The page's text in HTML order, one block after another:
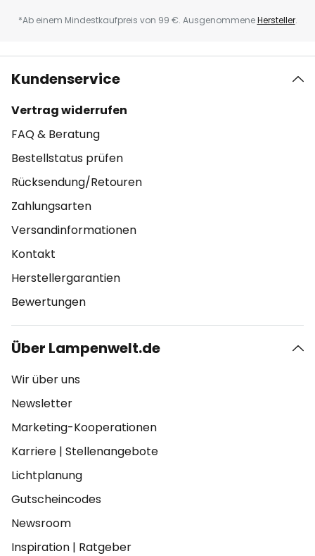
*Ab einem Mindestkaufpreis von 99 €. AusgenommeneHersteller.
Kundenservice
Vertrag widerrufen
FAQ & Beratung
Bestellstatus prüfen
Rücksendung/Retouren
Zahlungsarten
Versandinformationen
Kontakt
Herstellergarantien
Bewertungen
Über Lampenwelt.de
Wir über uns
Newsletter
Marketing-Kooperationen
Karriere | Stellenangebote
Lichtplanung
Gutscheincodes
Newsroom
Inspiration | Ratgeber